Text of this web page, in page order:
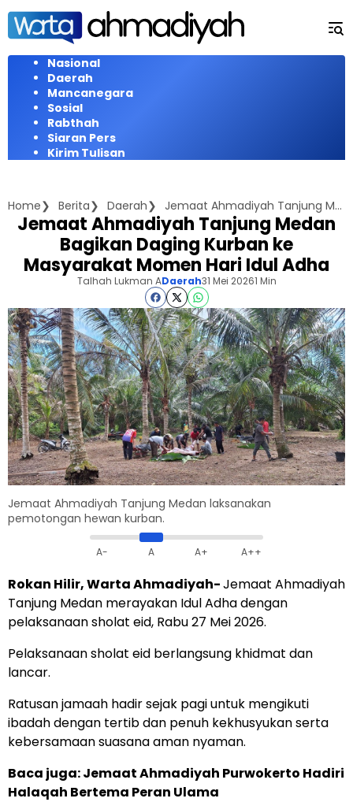
Langsung
konten
Nasional
Daerah
Mancanegara
Sosial
Rabthah
Siaran Pers
Kirim Tulisan
Home Berita Daerah Jemaat Ahmadiyah Tanjung Medan Bagikan Daging Kurban ke Masyarakat Momen Hari Idul Adha
Jemaat Ahmadiyah Tanjung Medan
Bagikan Daging Kurban ke
Masyarakat Momen Hari Idul Adha
Talhah Lukman ADaerah31 Mei 20261 Min
Jemaat Ahmadiyah Tanjung Medan laksanakan
pemotongan hewan kurban.
A- A A+ A++
Rokan Hilir, Warta Ahmadiyah-Jemaat Ahmadiyah
Tanjung Medan merayakan Idul Adha dengan
pelaksanaan sholat eid, Rabu 27 Mei 2026.
Pelaksanaan sholat eid berlangsung khidmat dan
lancar.
Ratusan jamaah hadir sejak pagi untuk mengikuti
ibadah dengan tertib dan penuh kekhusyukan serta
kebersamaan suasana aman nyaman.
Baca juga: Jemaat Ahmadiyah Purwokerto Hadiri
Halaqah Bertema Peran Ulama